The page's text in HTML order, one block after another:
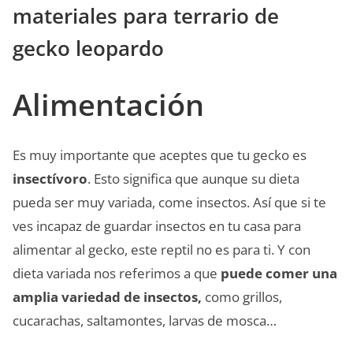
materiales para terrario de
gecko leopardo
Alimentación
Es muy importante que aceptes que tu gecko es
insectívoro. Esto significa que aunque su dieta
pueda ser muy variada, come insectos. Así que si te
ves incapaz de guardar insectos en tu casa para
alimentar al gecko, este reptil no es para ti. Y con
dieta variada nos referimos a que puede comer una
amplia variedad de insectos, como grillos,
cucarachas, saltamontes, larvas de mosca…